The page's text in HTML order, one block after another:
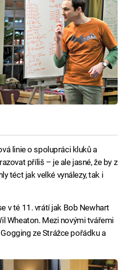
linie o spolupráci kluků a
příliš – je ale jasné, že by z
téct jak velké vynálezy, tak i
v té 11. vrátí jak Bob Newhart
Wheaton. Mezi novými tvářemi
ze Strážce pořádku a